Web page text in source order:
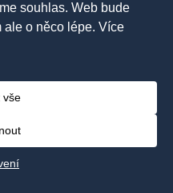
souhlas. Web bude
ale o něco lépe. Více
vše